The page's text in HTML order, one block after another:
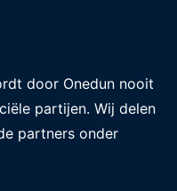
door Onedun nooit
partijen. Wij delen
partners onder